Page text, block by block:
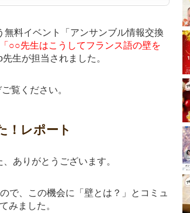
料イベント「アンサンブル情報交換
「○○先生はこうしてフランス語の壁を
生が担当されました。
覧ください。
！レポート
ありがとうございます。
で、この機会に「壁とは？」とコミュ
みました。